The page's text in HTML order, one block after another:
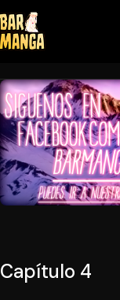
Capítulo 4